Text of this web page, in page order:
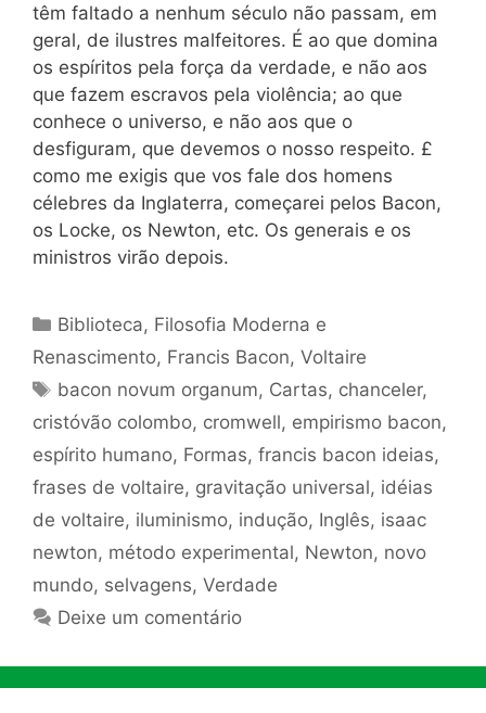
têm faltado a nenhum século não passam, em
geral, de ilustres malfeitores. É ao que domina
os espíritos pela força da verdade, e não aos
que fazem escravos pela violência; ao que
conhece o universo, e não aos que o
desfiguram, que devemos o nosso respeito. £
como me exigis que vos fale dos homens
célebres da Inglaterra, começarei pelos Bacon,
os Locke, os Newton, etc. Os generais e os
ministros virão depois.
Categorias
Biblioteca, Filosofia Moderna e
Renascimento, Francis Bacon, Voltaire
Tags
bacon novum organum, Cartas, chanceler,
cristóvão colombo, cromwell, empirismo bacon,
espírito humano, Formas, francis bacon ideias,
frases de voltaire, gravitação universal, idéias
de voltaire, iluminismo, indução, Inglês, isaac
newton, método experimental, Newton, novo
mundo, selvagens, Verdade
Deixe um comentário